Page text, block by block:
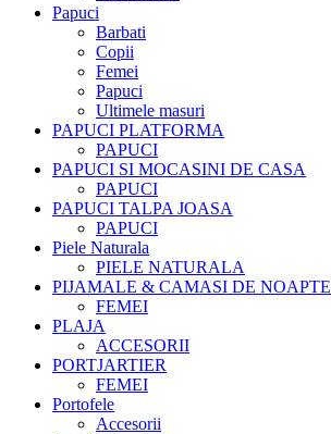
Papuci
Barbati
Copii
Femei
Papuci
Ultimele masuri
PAPUCI PLATFORMA
PAPUCI
PAPUCI SI MOCASINI DE CASA
PAPUCI
PAPUCI TALPA JOASA
PAPUCI
Piele Naturala
PIELE NATURALA
PIJAMALE & CAMASI DE NOAPTE
FEMEI
PLAJA
ACCESORII
PORTJARTIER
FEMEI
Portofele
Accesorii